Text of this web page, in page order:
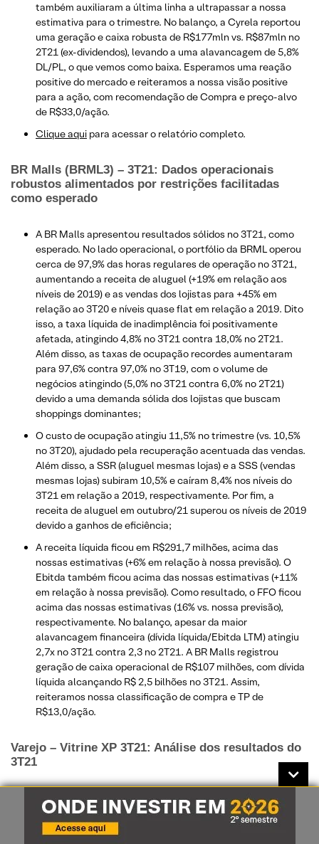
também auxiliaram a última linha a ultrapassar a nossa
estimativa para o trimestre. No balanço, a Cyrela reportou
uma geração e caixa robusta de R$177mln vs. R$87mln no
2T21 (ex-dividendos), levando a uma alavancagem de 5,8%
DL/PL, o que vemos como baixa. Esperamos uma reação
positive do mercado e reiteramos a nossa visão positive
para a ação, com recomendação de Compra e preço-alvo
de R$33,0/ação.
Clique aqui para acessar o relatório completo.
BR Malls (BRML3) – 3T21: Dados operacionais
robustos alimentados por restrições facilitadas
como esperado
A BR Malls apresentou resultados sólidos no 3T21, como
esperado. No lado operacional, o portfólio da BRML operou
cerca de 97,9% das horas regulares de operação no 3T21,
aumentando a receita de aluguel (+19% em relação aos
níveis de 2019) e as vendas dos lojistas para +45% em
relação ao 3T20 e níveis quase flat em relação a 2019. Dito
isso, a taxa líquida de inadimplência foi positivamente
afetada, atingindo 4,8% no 3T21 contra 18,0% no 2T21.
Além disso, as taxas de ocupação recordes aumentaram
para 97,6% contra 97,0% no 3T19, com o volume de
negócios atingindo (5,0% no 3T21 contra 6,0% no 2T21)
devido a uma demanda sólida dos lojistas que buscam
shoppings dominantes;
O custo de ocupação atingiu 11,5% no trimestre (vs. 10,5%
no 3T20), ajudado pela recuperação acentuada das vendas.
Além disso, a SSR (aluguel mesmas lojas) e a SSS (vendas
mesmas lojas) subiram 10,5% e caíram 8,4% nos níveis do
3T21 em relação a 2019, respectivamente. Por fim, a
receita de aluguel em outubro/21 superou os níveis de 2019
devido a ganhos de eficiência;
A receita líquida ficou em R$291,7 milhões, acima das
nossas estimativas (+6% em relação à nossa previsão). O
Ebitda também ficou acima das nossas estimativas (+11%
em relação à nossa previsão). Como resultado, o FFO ficou
acima das nossas estimativas (16% vs. nossa previsão),
respectivamente. No balanço, apesar da maior
alavancagem financeira (dívida líquida/Ebitda LTM) atingiu
2,7x no 3T21 contra 2,3 no 2T21. A BR Malls registrou
geração de caixa operacional de R$107 milhões, com dívida
líquida alcançando R$ 2,5 bilhões no 3T21. Assim,
reiteramos nossa classificação de compra e TP de
R$13,0/ação.
Varejo – Vitrine XP 3T21: Análise dos resultados do
3T21
Oito companhias da nossa cobertura reportaram seus
resultados essa noite (11/Nov): Magalu e Americanas (e-
commerce), Lojas Renner, Grupo Soma, C&A, Natura&Co.